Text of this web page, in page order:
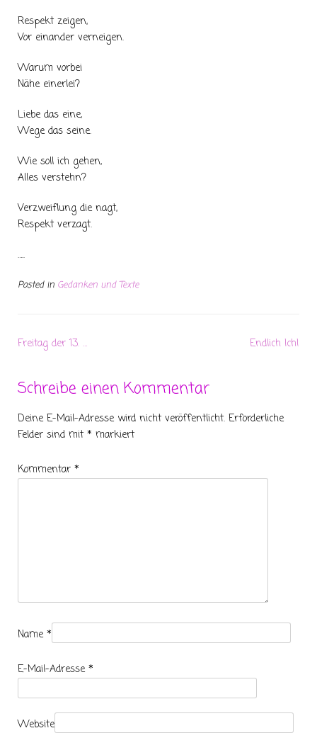
Respekt zeigen,
Vor einander verneigen.
Warum vorbei
Nähe einerlei?
Liebe das eine,
Wege das seine.
Wie soll ich gehen,
Alles verstehn?
Verzweiflung die nagt,
Respekt verzagt.
…..
Posted in Gedanken und Texte
Freitag der 13. … Endlich Ich!
Schreibe einen Kommentar
Deine E-Mail-Adresse wird nicht veröffentlicht. Erforderliche
Felder sind mit * markiert
Kommentar *
Name *
E-Mail-Adresse *
Website